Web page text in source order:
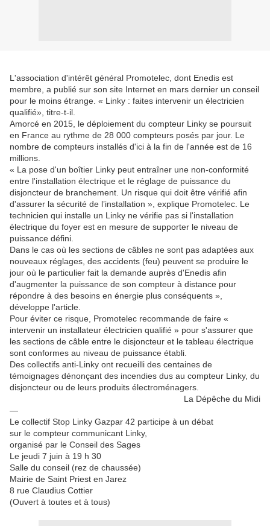
L'association d'intérêt général Promotelec, dont Enedis est
membre, a publié sur son site Internet en mars dernier un conseil
pour le moins étrange. « Linky : faites intervenir un électricien
qualifié», titre-t-il.
Amorcé en 2015, le déploiement du compteur Linky se poursuit
en France au rythme de 28 000 compteurs posés par jour. Le
nombre de compteurs installés d'ici à la fin de l'année est de 16
millions.
« La pose d'un boîtier Linky peut entraîner une non-conformité
entre l'installation électrique et le réglage de puissance du
disjoncteur de branchement. Un risque qui doit être vérifié afin
d'assurer la sécurité de l’installation », explique Promotelec. Le
technicien qui installe un Linky ne vérifie pas si l'installation
électrique du foyer est en mesure de supporter le niveau de
puissance défini.
Dans le cas où les sections de câbles ne sont pas adaptées aux
nouveaux réglages, des accidents (feu) peuvent se produire le
jour où le particulier fait la demande auprès d'Enedis afin
d'augmenter la puissance de son compteur à distance pour
répondre à des besoins en énergie plus conséquents »,
développe l'article.
Pour éviter ce risque, Promotelec recommande de faire «
intervenir un installateur électricien qualifié » pour s'assurer que
les sections de câble entre le disjoncteur et le tableau électrique
sont conformes au niveau de puissance établi.
Des collectifs anti-Linky ont recueilli des centaines de
témoignages dénonçant des incendies dus au compteur Linky, du
disjoncteur ou de leurs produits électroménagers.
La Dépêche du Midi
—
Le collectif Stop Linky Gazpar 42 participe à un débat
sur le compteur communicant Linky,
organisé par le Conseil des Sages
Le jeudi 7 juin à 19 h 30
Salle du conseil (rez de chaussée)
Mairie de Saint Priest en Jarez
8 rue Claudius Cottier
(Ouvert à toutes et à tous)